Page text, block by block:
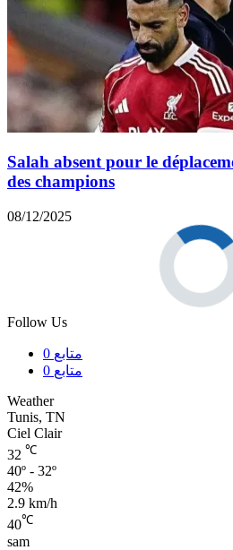
Salah absent pour le
des champions
08/12/2025
Follow Us
0 متابع
0 متابع
Weather
Tunis, TN
Ciel Clair
32 ℃
40º - 32º
42%
2.9 km/h
40℃
sam